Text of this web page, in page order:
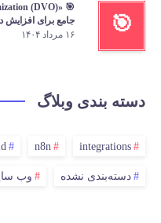
🎯
جامع برای افزایش
۱۶ مرداد ۱۴۰۴
دسته بندی وبلاگ
integrations
n8n
دسته‌بندی نشده وب